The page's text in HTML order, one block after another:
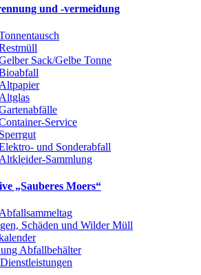
und -vermeidung
Sack/Gelbe Tonne
Altpapier
Altglas
Service
Sperrgut
und Sonderabfall
Altkleider-Sammlung
„Sauberes Moers“
Schäden und Wilder Müll
Abfallbehälter